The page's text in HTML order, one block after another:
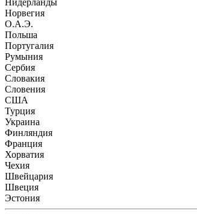
Нидерланды
Норвегия
О.А.Э.
Польша
Португалия
Румыния
Сербия
Словакия
Словения
США
Турция
Украина
Финляндия
Франция
Хорватия
Чехия
Швейцария
Швеция
Эстония